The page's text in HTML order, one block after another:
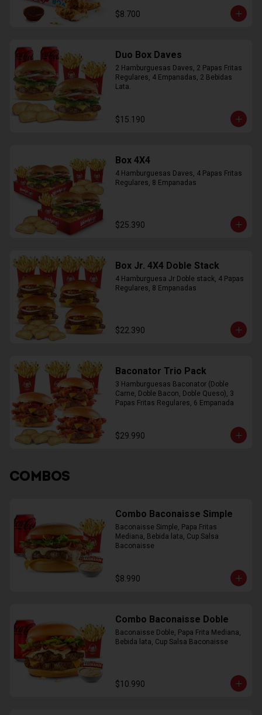
$8.700
Duo Box Daves
2 Hamburguesas Daves, 2 Papas Fritas
Regulares, 4 Empanadas, 2 Bebidas
Lata.
$15.190
Box 4X4
4 Hamburguesas Daves, 4 Papas Fritas
Regulares, 8 Empanadas
$25.390
Box Jr. 4X4 Doble Stack
4 Hamburguesa Jr Doble stack, 4 Papas
Regulares, 8 Empanadas
$22.390
Baconator Trio Pack
3 Hamburguesas Baconator (Doble
Carne, Doble Bacon, Doble Queso), 3
Papas Fritas Regulares, 6 Empanada
$29.990
COMBOS
Combo Baconaisse Simple
Baconaisse Simple, Papa Fritas
Mediana, Bebida lata, Cup Salsa
Baconaisse
$8.990
Combo Baconaisse Doble
Baconaisse Doble, Papa Frita Mediana,
Bebida lata, Cup Salsa Baconaisse
$10.990